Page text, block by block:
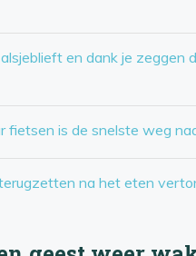
en dank je zeggen
is de snelste weg
na het eten